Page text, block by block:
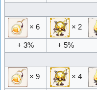
× 6 × 2
+ 3% + 5%
× 9 × 4